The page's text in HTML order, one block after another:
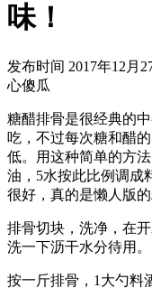
味！
发布时间 2017年12月
心傻瓜
糖醋排骨是很经典的
吃，不过每次糖和醋
低。用这种简单的方
油，5水按此比例调成
很好，真的是懒人版
排骨切块，洗净，在
洗一下沥干水分待用。
按一斤排骨，1大勺料